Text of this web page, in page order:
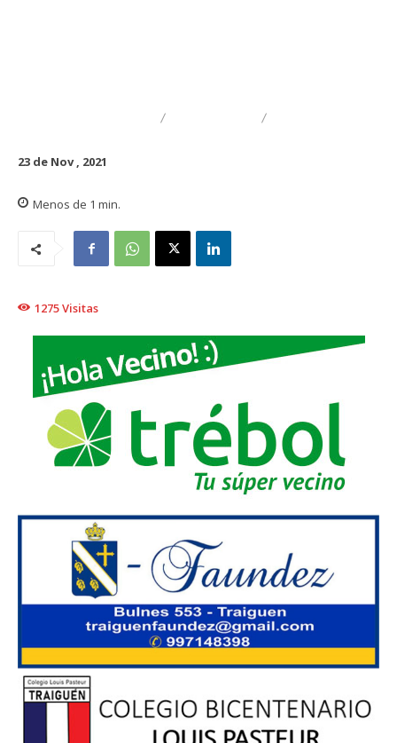
23 de Nov , 2021
Menos de 1 min.
1275Visitas